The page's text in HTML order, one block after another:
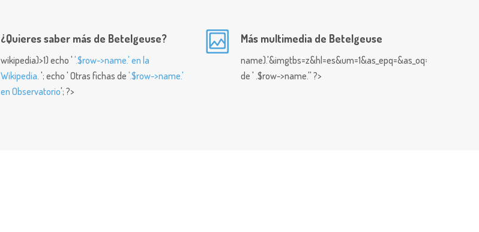
¿Quieres saber más de Betelgeuse?
wikipedia)>1) echo ' '.$row->name.' en la
Wikipedia. '; echo ' Otras fichas de '.$row->name.'
en Observatorio'; ?>
Más multimedia de Betelgeuse
de ' .$row->name.'' ?>